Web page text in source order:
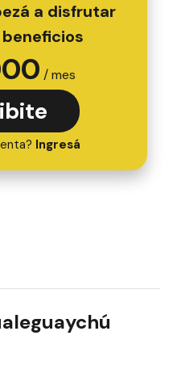
a disfrutar
/ mes
Ingresá